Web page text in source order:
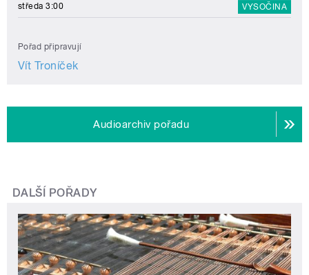
středa 3:00 VYSOČINA
Pořad připravují
Vít Troníček
Audioarchiv pořadu
DALŠÍ POŘADY